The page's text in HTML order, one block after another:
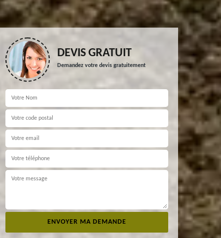
DEVIS GRATUIT
Demandez votre devis gratuitement